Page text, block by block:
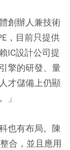
創辦人兼技術
，目前只提供
IC設計公司提
擎的研發、量
才儲備上仍顯
」
也有布局。陳
合，並且應用